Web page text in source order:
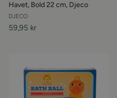
Havet, Bold 22 cm, Djeco
DJECO
59,95 kr